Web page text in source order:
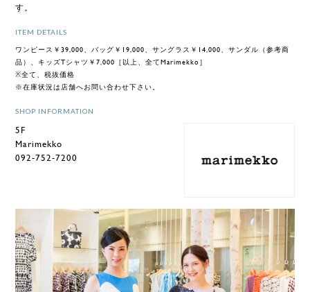
す。
ITEM DETAILS
ワンピース￥39,000、バッグ￥19,000、サングラス￥14,000、サンダル（参考商
品）、キッズTシャツ￥7,000［以上、全てMarimekko］
※全て、税抜価格
※在庫状況は店舗へお問い合わせ下さい。
SHOP INFORMATION
5F
Marimekko
092-752-7200